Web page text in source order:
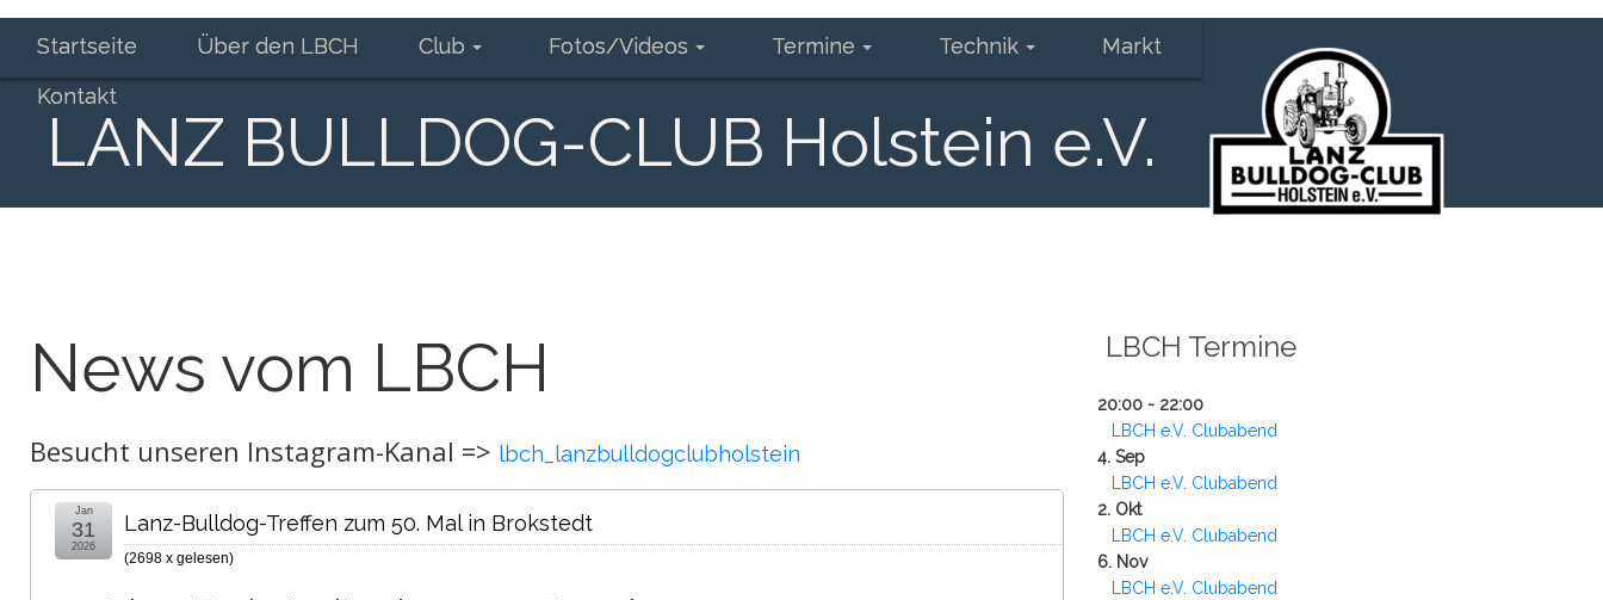
Startseite Über den LBCH Club Fotos/Videos Termine Technik
Markt
Kontakt
LANZ BULLDOG-CLUB Holstein e.V.
News vom LBCH
Besucht unseren Instagram-Kanal => lbch_lanzbulldogclubholstein
Lanz-Bulldog-Treffen zum 50. Mal in Brokstedt
(2698 x gelesen)
Jan
31
2026
LBCH Termine
20:00 - 22:00
LBCH e.V. Clubabend
4. Sep
LBCH e.V. Clubabend
2. Okt
LBCH e.V. Clubabend
6. Nov
LBCH e.V. Clubabend